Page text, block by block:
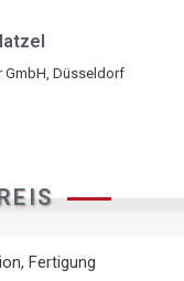
GmbH, Düsseldorf
Fertigung